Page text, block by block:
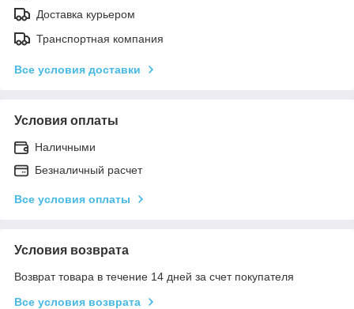
Доставка курьером
Транспортная компания
Все условия доставки
Условия оплаты
Наличными
Безналичный расчет
Все условия оплаты
Условия возврата
Возврат товара в течение 14 дней за счет покупателя
Все условия возврата